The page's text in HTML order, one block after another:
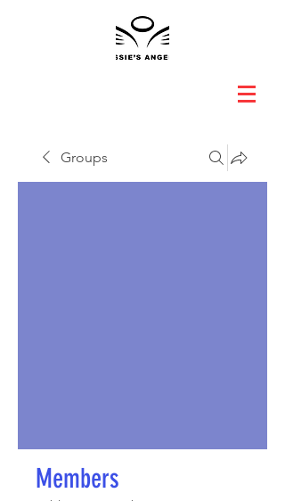
Groups
Members